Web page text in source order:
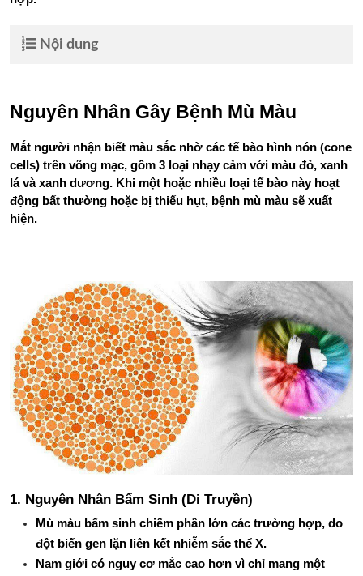
Nội dung
Nguyên Nhân Gây Bệnh Mù Màu
Mắt người nhận biết màu sắc nhờ các tế bào hình nón (cone
cells) trên võng mạc, gồm 3 loại nhạy cảm với màu đỏ, xanh
lá và xanh dương. Khi một hoặc nhiều loại tế bào này hoạt
động bất thường hoặc bị thiếu hụt, bệnh mù màu sẽ xuất
hiện.
1. Nguyên Nhân Bẩm Sinh (Di Truyền)
Mù màu bẩm sinh chiếm phần lớn các trường hợp, do
đột biến gen lặn liên kết nhiễm sắc thể X.
Nam giới có nguy cơ mắc cao hơn vì chỉ mang một